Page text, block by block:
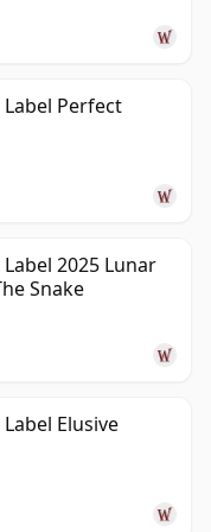
Perfect
2025 Lunar
Snake
Elusive